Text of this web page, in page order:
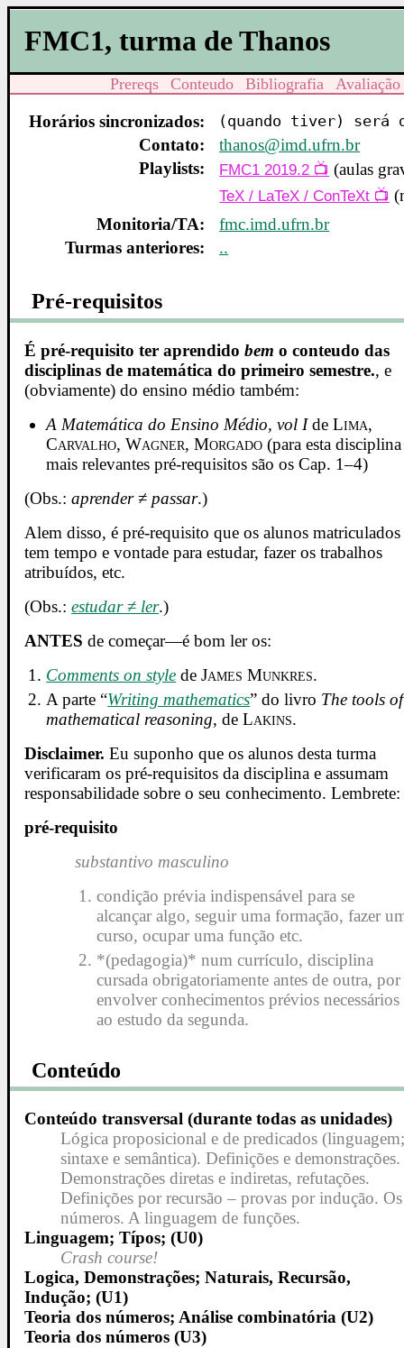
FMC1, turma de Thanos
Prereqs Conteudo Bibliografia Avaliação
Horários sincronizados: (quando tiver) será
Contato:
thanos@imd.ufrn.br
Playlists:
FMC1 2019.2 (aulas
TeX / LaTeX / ConTeXt
Monitoria/TA:
fmc.imd.ufrn.br
Turmas anteriores:
..
Pré-requisitos
É pré-requisito ter aprendidobem o conteudo das
disciplinas de matemática do primeiro semestre., e
(obviamente) do ensino médio também:
A Matemática do Ensino Médio, vol IdeLima,
Carvalho, Wagner, Morgado (para esta
mais relevantes pré-requisitos são os Cap. 1–4)
(Obs.:aprender≠ passar.)
Alem disso, é pré-requisito que os alunos matriculados
tem tempo e vontade para estudar, fazer os trabalhos
atribuídos, etc.
(Obs.:estudar≠ ler.)
ANTES de começar—é bom ler os:
Comments on style deJames Munkres.
A parte “Writing mathematics” do livro The tools of
mathematical reasoning, deLakins.
Disclaimer. Eu suponho que os alunos desta turma
verificaram os pré-requisitos da disciplina e assumam
responsabilidade sobre o seu conhecimento. Lembrete:
pré-requisito
substantivo masculino
condição prévia indispensável para se
alcançar algo, seguir uma formação, fazer
curso, ocupar uma função etc.
*(pedagogia)* num currículo, disciplina
cursada obrigatoriamente antes de outra, por
envolver conhecimentos prévios necessários
ao estudo da segunda.
Conteúdo
Conteúdo transversal (durante todas as unidades)
Lógica proposicional e de predicados
sintaxe e semântica). Definições e demonstrações.
Demonstrações diretas e indiretas, refutações.
Definições por recursão – provas por indução. Os
números. A linguagem de funções.
Linguagem; Típos; (U0)
Crash course!
Logica, Demonstrações; Naturais, Recursão,
Indução; (U1)
Teoria dos números; Análise combinatória (U2)
Teoria dos números (U3)